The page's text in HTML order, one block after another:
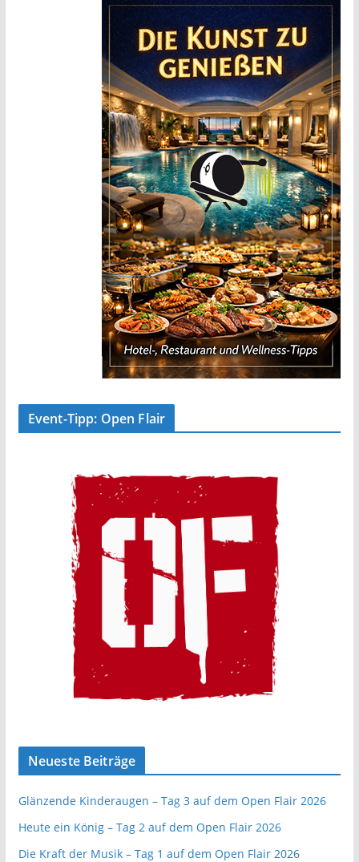
Event-Tipp: Open Flair
Neueste Beiträge
Glänzende Kinderaugen – Tag 3 auf dem Open Flair 2026
Heute ein König – Tag 2 auf dem Open Flair 2026
Die Kraft der Musik – Tag 1 auf dem Open Flair 2026